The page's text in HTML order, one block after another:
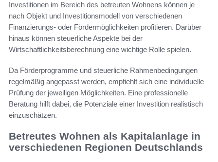
Investitionen im Bereich des betreuten Wohnens können je
nach Objekt und Investitionsmodell von verschiedenen
Finanzierungs- oder Fördermöglichkeiten profitieren. Darüber
hinaus können steuerliche Aspekte bei der
Wirtschaftlichkeitsberechnung eine wichtige Rolle spielen.
Da Förderprogramme und steuerliche Rahmenbedingungen
regelmäßig angepasst werden, empfiehlt sich eine individuelle
Prüfung der jeweiligen Möglichkeiten. Eine professionelle
Beratung hilft dabei, die Potenziale einer Investition realistisch
einzuschätzen.
Betreutes Wohnen als Kapitalanlage in
verschiedenen Regionen Deutschlands